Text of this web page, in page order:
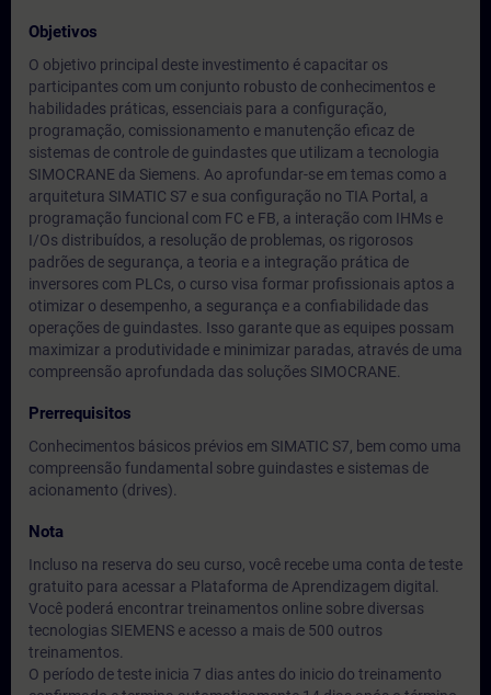
Objetivos
O objetivo principal deste investimento é capacitar os
participantes com um conjunto robusto de conhecimentos e
habilidades práticas, essenciais para a configuração,
programação, comissionamento e manutenção eficaz de
sistemas de controle de guindastes que utilizam a tecnologia
SIMOCRANE da Siemens. Ao aprofundar-se em temas como a
arquitetura SIMATIC S7 e sua configuração no TIA Portal, a
programação funcional com FC e FB, a interação com IHMs e
I/Os distribuídos, a resolução de problemas, os rigorosos
padrões de segurança, a teoria e a integração prática de
inversores com PLCs, o curso visa formar profissionais aptos a
otimizar o desempenho, a segurança e a confiabilidade das
operações de guindastes. Isso garante que as equipes possam
maximizar a produtividade e minimizar paradas, através de uma
compreensão aprofundada das soluções SIMOCRANE.
Prerrequisitos
Conhecimentos básicos prévios em SIMATIC S7, bem como uma
compreensão fundamental sobre guindastes e sistemas de
acionamento (drives).
Nota
Incluso na reserva do seu curso, você recebe uma conta de teste
gratuito para acessar a Plataforma de Aprendizagem digital.
Você poderá encontrar treinamentos online sobre diversas
tecnologias SIEMENS e acesso a mais de 500 outros
treinamentos.
O período de teste inicia 7 dias antes do inicio do treinamento